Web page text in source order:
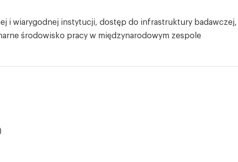
i wiarygodnej instytucji, dostęp do infrastruktury badawczej,
środowisko pracy w międzynarodowym zespole